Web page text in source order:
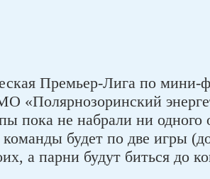
Премьер-Лига по мини-
пока не набрали ни
будет по две игры
а парни будут биться до